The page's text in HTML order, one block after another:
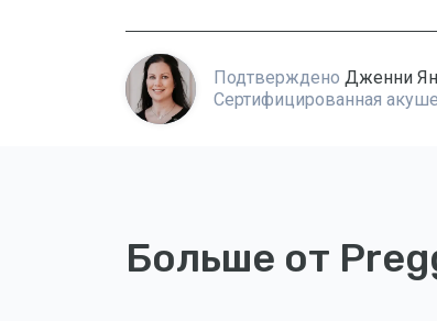
Подтверждено Дженни
Сертифицированная
Больше от